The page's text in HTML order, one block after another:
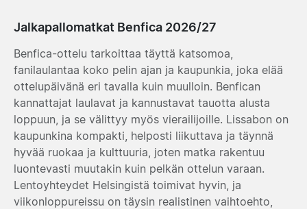
Jalkapallomatkat Benfica 2026/27
Benfica-ottelu tarkoittaa täyttä katsomoa,
fanilaulantaa koko pelin ajan ja kaupunkia, joka elää
ottelupäivänä eri tavalla kuin muulloin. Benfican
kannattajat laulavat ja kannustavat tauotta alusta
loppuun, ja se välittyy myös vierailijoille. Lissabon on
kaupunkina kompakti, helposti liikuttava ja täynnä
hyvää ruokaa ja kulttuuria, joten matka rakentuu
luontevasti muutakin kuin pelkän ottelun varaan.
Lentoyhteydet Helsingistä toimivat hyvin, ja
viikonloppureissu on täysin realistinen vaihtoehto,